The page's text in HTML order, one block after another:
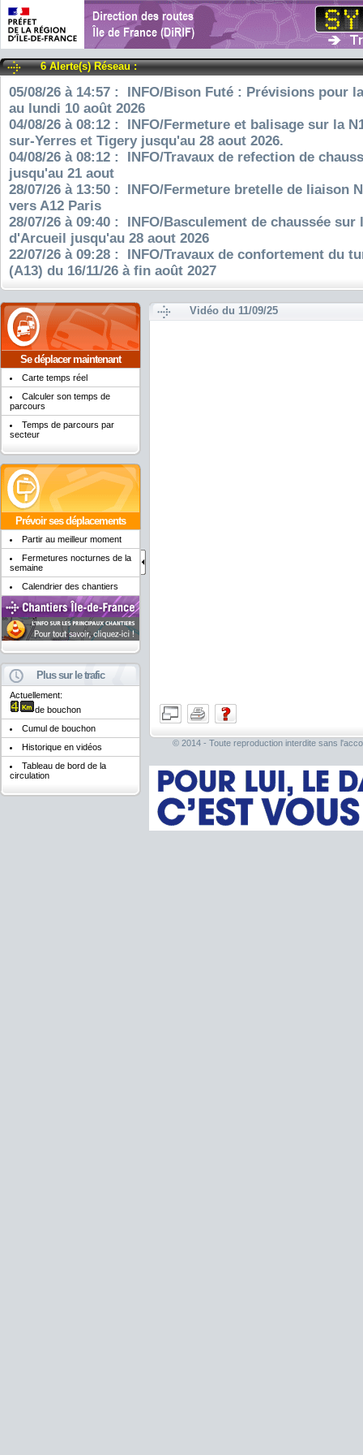
6 Alerte(s) Réseau :
05/08/26 à 14:57 : INFO/Bison Futé : Prévisions pour
au lundi 10 août 2026
04/08/26 à 08:12 : INFO/Fermeture et balisage sur la
sur-Yerres et Tigery jusqu'au 28 aout 2026.
04/08/26 à 08:12 : INFO/Travaux de refection de
jusqu'au 21 aout
28/07/26 à 13:50 : INFO/Fermeture bretelle de liaison
vers A12 Paris
28/07/26 à 09:40 : INFO/Basculement de chaussée sur
d'Arcueil jusqu'au 28 aout 2026
22/07/26 à 09:28 : INFO/Travaux de confortement du
(A13) du 16/11/26 à fin août 2027
Se déplacer maintenant
Carte temps réel
Calculer son temps de
parcours
Temps de parcours par
secteur
Prévoir ses déplacements
Partir au meilleur moment
Fermetures nocturnes de la
semaine
Calendrier des chantiers
Plus sur le trafic
Actuellement:
de bouchon
Cumul de bouchon
Historique en vidéos
Tableau de bord de la
circulation
Vidéo du 11/09/25
© 2014 - Toute reproduction interdite sans